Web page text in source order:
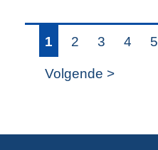
1 2 3 4 5
Volgende >